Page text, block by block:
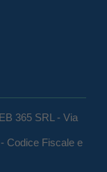
365 SRL - Via
Codice Fiscale e